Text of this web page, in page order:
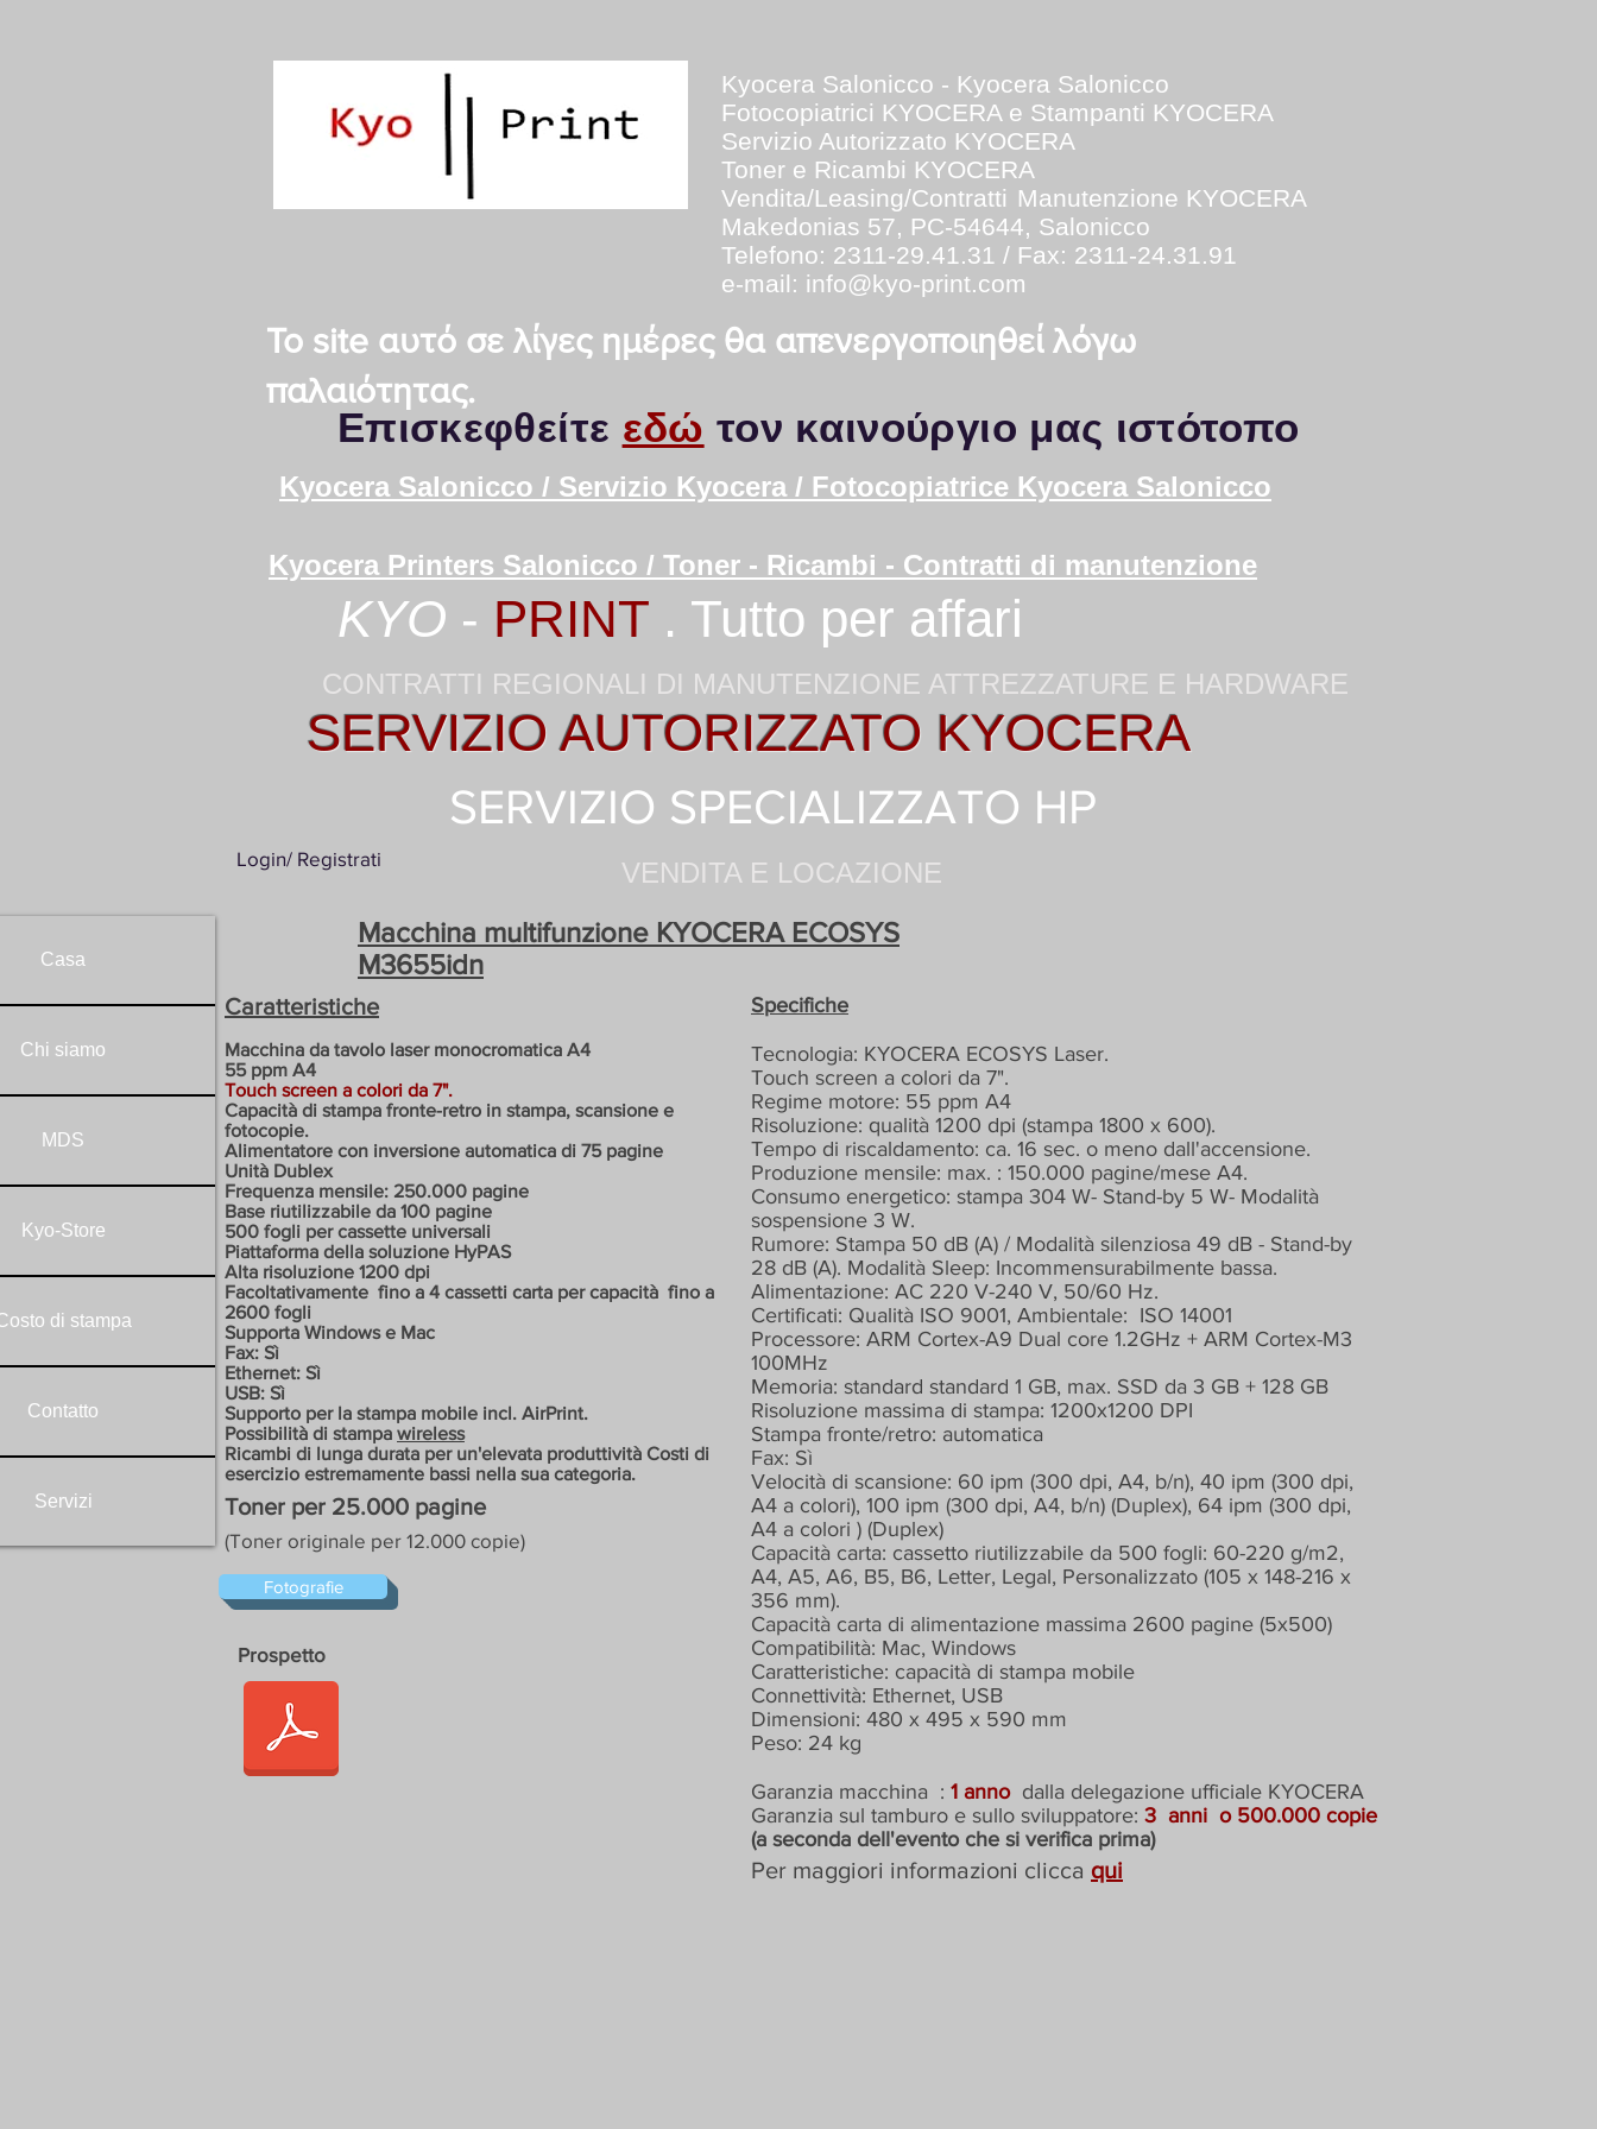
Kyocera Salonicco - Kyocera Salonicco
Fotocopiatrici KYOCERA e Stampanti KYOCERA
Servizio Autorizzato KYOCERA
Toner e Ricambi KYOCERA
Vendita/Leasing/Contratti Manutenzione KYOCERA
Makedonias 57, PC-54644, Salonicco
Telefono: 2311-29.41.31 / Fax: 2311-24.31.91
e-mail: info@kyo-print.com
Το site αυτό σε λίγες ημέρες θα απενεργοποιηθεί λόγω
παλαιότητας.
Επισκεφθείτε εδώ τον καινούργιο μας ιστότοπο
Kyocera Salonicco / Servizio Kyocera / Fotocopiatrice Kyocera Salonicco
Kyocera Printers Salonicco / Toner - Ricambi - Contratti di manutenzione
KYO - PRINT . Tutto per affari
CONTRATTI REGIONALI DI MANUTENZIONE ATTREZZATURE E HARDWARE
SERVIZIO AUTORIZZATO KYOCERA
Login/ Registrati
SERVIZIO SPECIALIZZATO HP
VENDITA E LOCAZIONE
Macchina multifunzione KYOCERA ECOSYS
M3655idn
Caratteristiche
Macchina da tavolo laser monocromatica A4
55 ppm A4
Touch screen a colori da 7".
Capacità di stampa fronte-retro in stampa, scansione e
fotocopie.
Alimentatore con inversione automatica di 75 pagine
Unità Dublex
Frequenza mensile: 250.000 pagine
Base riutilizzabile da 100 pagine
500 fogli per cassette universali
Piattaforma della soluzione HyPAS
Alta risoluzione 1200 dpi
Facoltativamente fino a 4 cassetti carta per capacità fino a
2600 fogli
Supporta Windows e Mac
Fax: Sì
Ethernet: Sì
USB: Sì
Supporto per la stampa mobile incl. AirPrint.
Possibilità di stampa wireless
Ricambi di lunga durata per un'elevata produttività Costi di
esercizio estremamente bassi nella sua categoria.
Toner per 25.000 pagine
(Toner originale per 12.000 copie)
Fotografie
Prospetto
Specifiche
Tecnologia: KYOCERA ECOSYS Laser.
Touch screen a colori da 7".
Regime motore: 55 ppm A4
Risoluzione: qualità 1200 dpi (stampa 1800 x 600).
Tempo di riscaldamento: ca. 16 sec. o meno dall'accensione.
Produzione mensile: max. : 150.000 pagine/mese A4.
Consumo energetico: stampa 304 W- Stand-by 5 W- Modalità
sospensione 3 W.
Rumore: Stampa 50 dB (A) / Modalità silenziosa 49 dB - Stand-by
28 dB (A). Modalità Sleep: Incommensurabilmente bassa.
Alimentazione: AC 220 V-240 V, 50/60 Hz.
Certificati: Qualità ISO 9001, Ambientale: ISO 14001
Processore: ARM Cortex-A9 Dual core 1.2GHz + ARM Cortex-M3
100MHz
Memoria: standard standard 1 GB, max. SSD da 3 GB + 128 GB
Risoluzione massima di stampa: 1200x1200 DPI
Stampa fronte/retro: automatica
Fax: Sì
Velocità di scansione: 60 ipm (300 dpi, A4, b/n), 40 ipm (300 dpi,
A4 a colori), 100 ipm (300 dpi, A4, b/n) (Duplex), 64 ipm (300 dpi,
A4 a colori ) (Duplex)
Capacità carta: cassetto riutilizzabile da 500 fogli: 60-220 g/m2,
A4, A5, A6, B5, B6, Letter, Legal, Personalizzato (105 x 148-216 x
356 mm).
Capacità carta di alimentazione massima 2600 pagine (5x500)
Compatibilità: Mac, Windows
Caratteristiche: capacità di stampa mobile
Connettività: Ethernet, USB
Dimensioni: 480 x 495 x 590 mm
Peso: 24 kg
Garanzia macchina : 1 anno dalla delegazione ufficiale KYOCERA
Garanzia sul tamburo e sullo sviluppatore: 3 anni o 500.000 copie
(a seconda dell'evento che si verifica prima)
Per maggiori informazioni clicca qui
Casa
Chi siamo
MDS
Kyo-Store
di stampa
Contatto
Servizi